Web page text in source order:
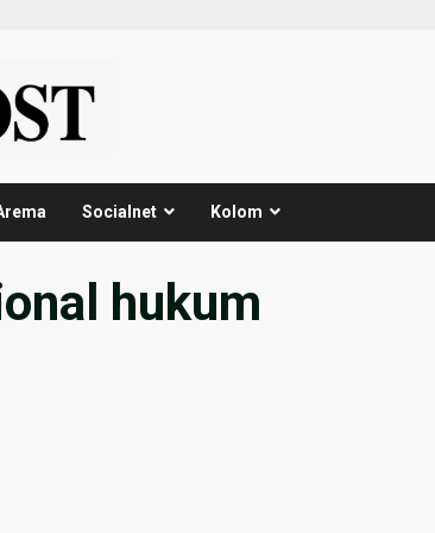
Socialnet Kolom
hukum